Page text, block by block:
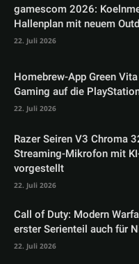
gamescom 2026:
Hallenplan mit neuem
22. Juli 2026
Homebrew-App Green
Gaming auf die
22. Juli 2026
Razer Seiren V3 Chroma
Streaming-Mikrofon mit
vorgestellt
22. Juli 2026
Call of Duty: Modern
erster Serienteil auch für
22. Juli 2026